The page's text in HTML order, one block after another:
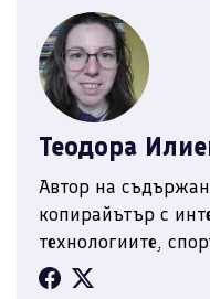
Теодора
Автор на
копирайътър с
технологиите,